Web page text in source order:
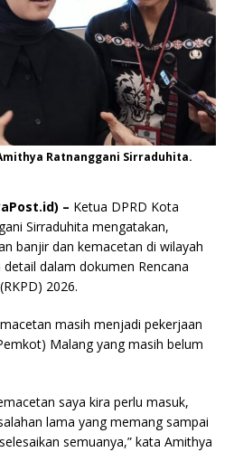
Ratnanggani Sirraduhita.
– Ketua DPRD Kota
Sirraduhita mengatakan,
banjir dan kemacetan di wilayah
dalam dokumen Rencana
2026.
masih menjadi pekerjaan
Malang yang masih belum
saya kira perlu masuk,
lama yang memang sampai
semuanya,” kata Amithya